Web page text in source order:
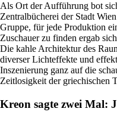
Als Ort der Aufführung bot
Zentralbücherei der Stadt
Gruppe, für jede Produktion
Zuschauer zu finden ergab
Die kahle Architektur des
diverser Lichteffekte und
Inszenierung ganz auf die
Zeitlosigkeit der griechischen
Kreon sagte zwei Mal: